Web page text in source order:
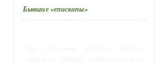
Бывшие «епископы»